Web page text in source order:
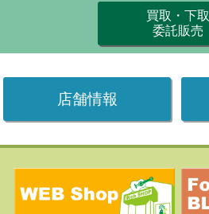
買取・下取
委託販売
店舗情報